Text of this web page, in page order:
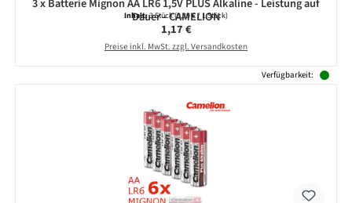
Dauer - CAMELION
Inhalt:3 Stück(0,39 € / 1 Stück)
Regulärer Preis:
1,17 €
Preise inkl. MwSt. zzgl. Versandkosten
Verfügbarkeit: